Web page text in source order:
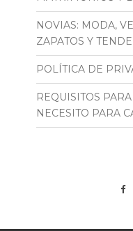
NOVIAS: MODA,
ZAPATOS Y
POLÍTICA DE
REQUISITOS
NECESITO PARA